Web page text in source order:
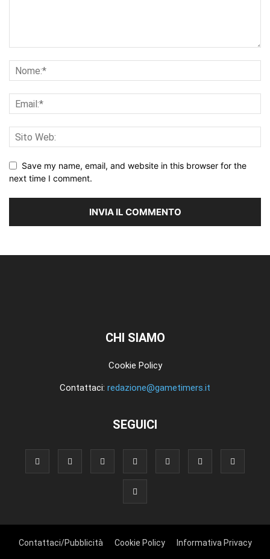
Save my name, email, and website in this browser for the
next time I comment.
CHI SIAMO
Cookie Policy
Contattaci: redazione@gametimers.it
SEGUICI
Contattaci/Pubblicità Cookie Policy Informativa Privacy